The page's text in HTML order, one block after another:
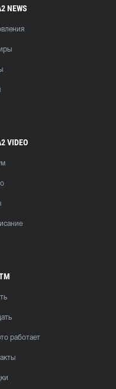
NEWS
VIDEO
работает